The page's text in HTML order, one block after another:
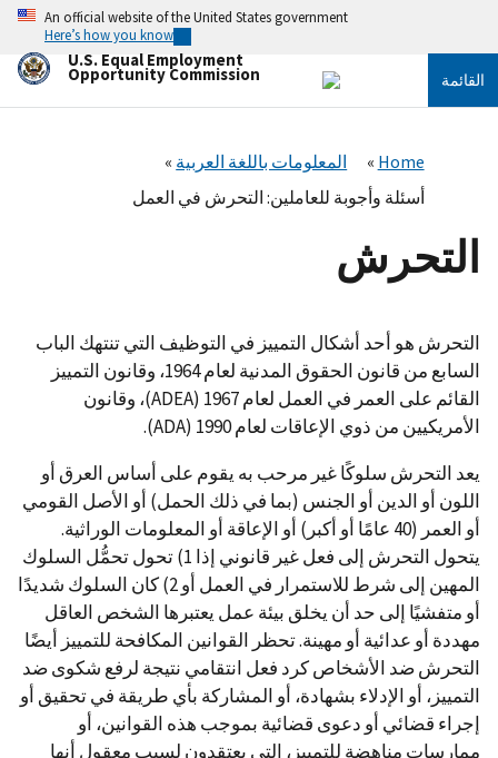
تجاوز
المحتوى
الرئيسي
An official website of the United States government
Here’s how you know
U.S. Equal Employment
Opportunity Commission القائمة
Home
المعلومات باللغة العربية
أسئلة وأجوبة للعاملين: التحرش في العمل
التحرش
التحرش هو أحد أشكال التمييز في التوظيف التي تنتهك الباب
السابع من قانون الحقوق المدنية لعام 1964، وقانون التمييز
القائم على العمر في العمل لعام 1967 (ADEA)، وقانون
الأمريكيين من ذوي الإعاقات لعام 1990 (ADA).
يعد التحرش سلوكًا غير مرحب به يقوم على أساس العرق أو
اللون أو الدين أو الجنس (بما في ذلك الحمل) أو الأصل القومي
أو العمر (40 عامًا أو أكبر) أو الإعاقة أو المعلومات الوراثية.
يتحول التحرش إلى فعل غير قانوني إذا 1) تحول تحمُّل السلوك
المهين إلى شرط للاستمرار في العمل أو 2) كان السلوك شديدًا
أو متفشيًا إلى حد أن يخلق بيئة عمل يعتبرها الشخص العاقل
مهددة أو عدائية أو مهينة. تحظر القوانين المكافحة للتمييز أيضًا
التحرش ضد الأشخاص كرد فعل انتقامي نتيجة لرفع شكوى ضد
التمييز، أو الإدلاء بشهادة، أو المشاركة بأي طريقة في تحقيق أو
إجراء قضائي أو دعوى قضائية بموجب هذه القوانين، أو
ممارسات مناهضة للتمييز، التي يعتقدون لسبب معقول أنها